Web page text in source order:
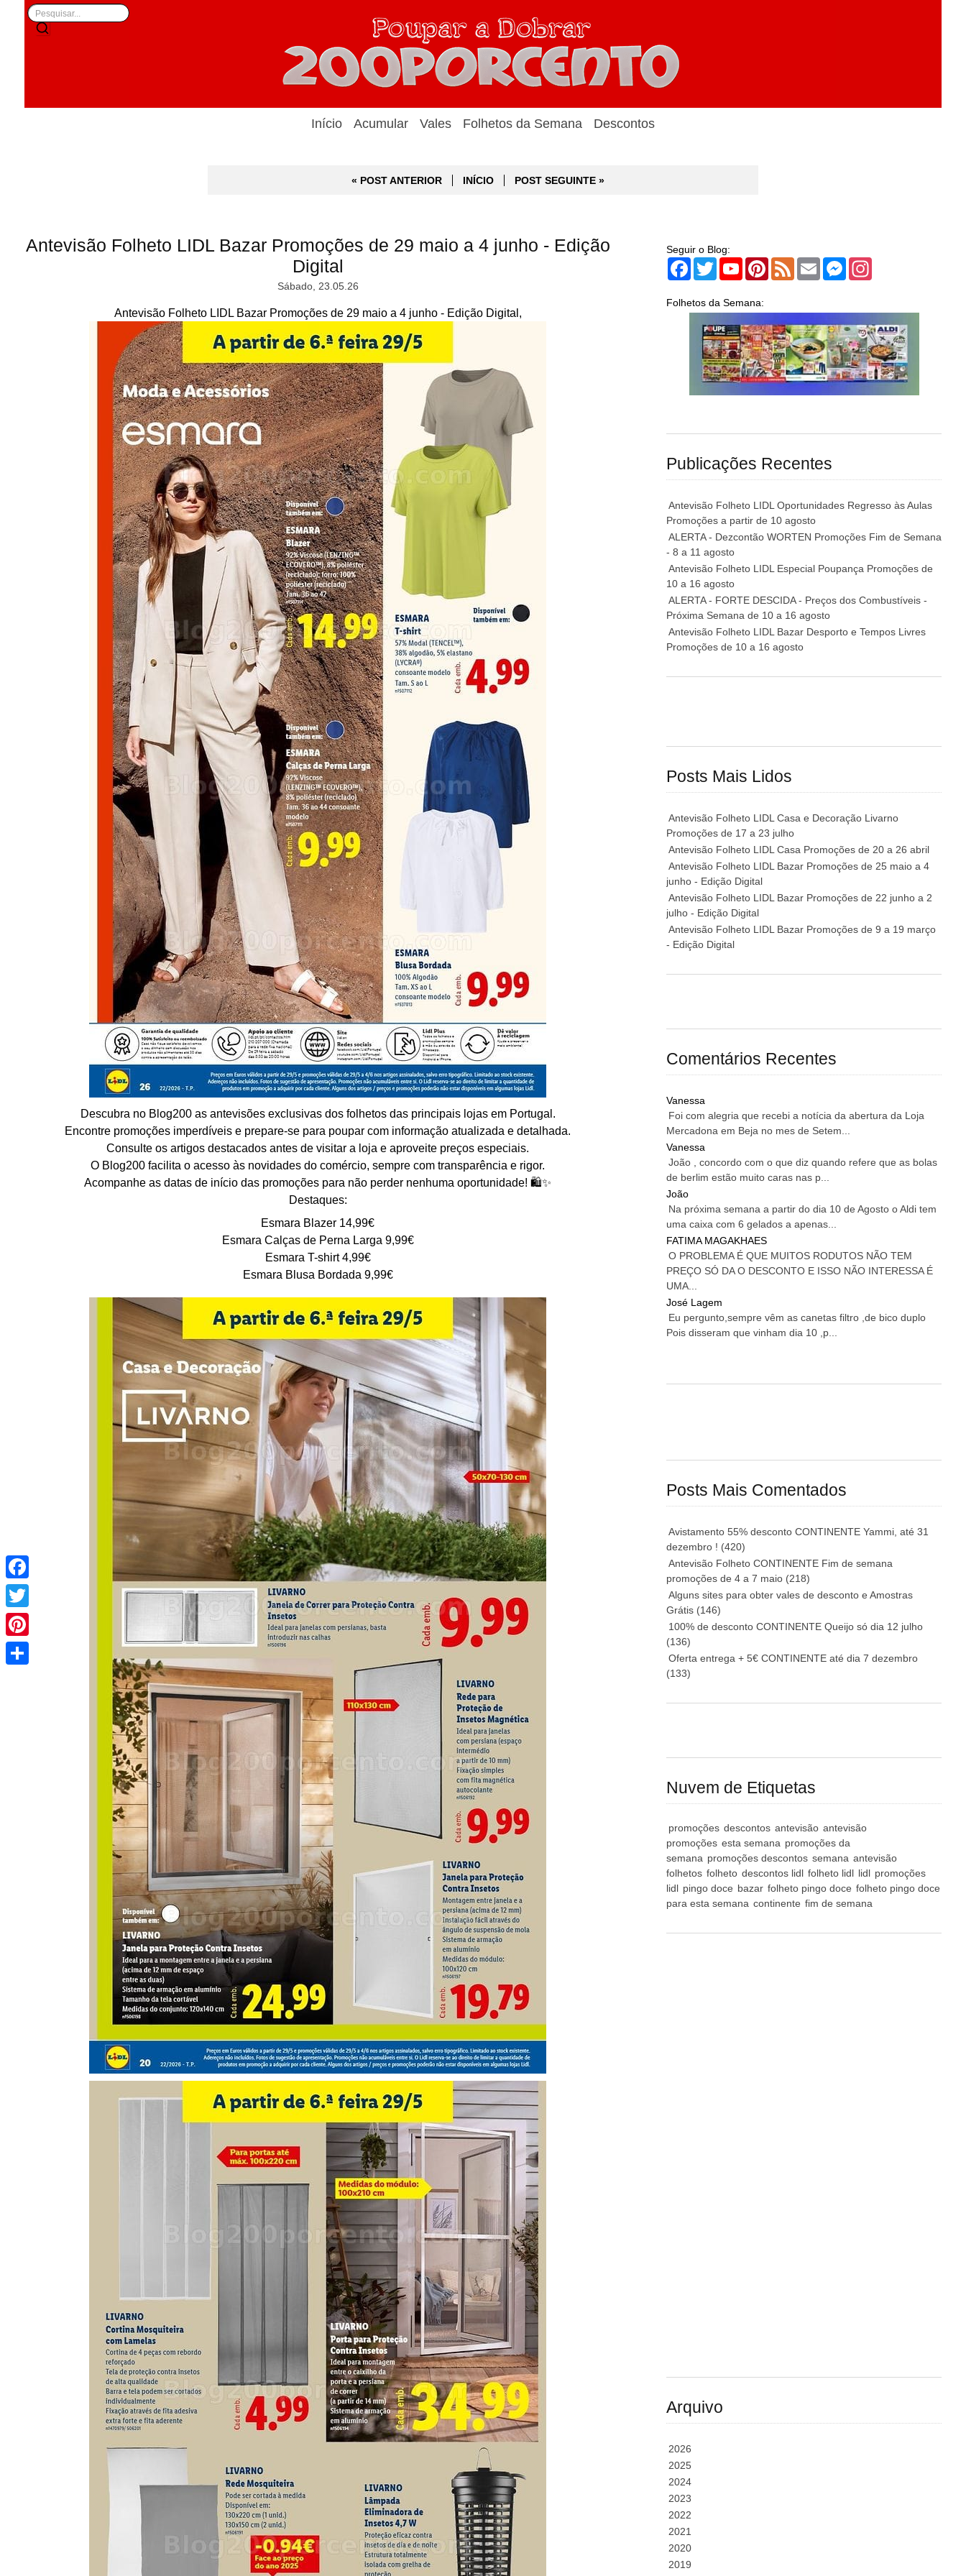
Início Acumular Vales Folhetos da Semana Descontos
« POST ANTERIOR INÍCIO POST SEGUINTE »
Antevisão Folheto LIDL Bazar Promoções de 29 maio a 4 junho - Edição
Digital
Sábado, 23.05.26
Antevisão Folheto LIDL Bazar Promoções de 29 maio a 4 junho - Edição Digital,
Descubra no Blog200 as antevisões exclusivas dos folhetos das principais lojas em Portugal.
Encontre promoções imperdíveis e prepare-se para poupar com informação atualizada e detalhada.
Consulte os artigos destacados antes de visitar a loja e aproveite preços especiais.
O Blog200 facilita o acesso às novidades do comércio, sempre com transparência e rigor.
Acompanhe as datas de início das promoções para não perder nenhuma oportunidade! 🛍️✨
Destaques:
Esmara Blazer 14,99€
Esmara Calças de Perna Larga 9,99€
Esmara T-shirt 4,99€
Esmara Blusa Bordada 9,99€
Seguir o Blog:
Facebook
TwitterYouTubePinterest
Feed Email Messenger
Folhetos da Semana:
Publicações Recentes
Antevisão Folheto LIDL Oportunidades Regresso às Aulas
Promoções a partir de 10 agosto
ALERTA - Dezcontão WORTEN Promoções Fim de Semana
- 8 a 11 agosto
Antevisão Folheto LIDL Especial Poupança Promoções de
10 a 16 agosto
ALERTA - FORTE DESCIDA - Preços dos Combustíveis -
Próxima Semana de 10 a 16 agosto
Antevisão Folheto LIDL Bazar Desporto e Tempos Livres
Promoções de 10 a 16 agosto
Posts Mais Lidos
Antevisão Folheto LIDL Casa e Decoração Livarno
Promoções de 17 a 23 julho
Antevisão Folheto LIDL Casa Promoções de 20 a 26 abril
Antevisão Folheto LIDL Bazar Promoções de 25 maio a 4
junho - Edição Digital
Antevisão Folheto LIDL Bazar Promoções de 22 junho a 2
julho - Edição Digital
Antevisão Folheto LIDL Bazar Promoções de 9 a 19 março
- Edição Digital
Comentários Recentes
Vanessa
Foi com alegria que recebi a notícia da abertura da Loja
Mercadona em Beja no mes de Setem...
Vanessa
João , concordo com o que diz quando refere que as bolas
de berlim estão muito caras nas p...
João
Na próxima semana a partir do dia 10 de Agosto o Aldi tem
uma caixa com 6 gelados a apenas...
FATIMA MAGAKHAES
O PROBLEMA É QUE MUITOS RODUTOS NÃO TEM
PREÇO SÓ DA O DESCONTO E ISSO NÃO INTERESSA É
UMA...
José Lagem
Eu pergunto,sempre vêm as canetas filtro ,de bico duplo
Pois disseram que vinham dia 10 ,p...
Posts Mais Comentados
Avistamento 55% desconto CONTINENTE Yammi, até 31
dezembro ! (420)
Antevisão Folheto CONTINENTE Fim de semana
promoções de 4 a 7 maio (218)
Alguns sites para obter vales de desconto e Amostras
Grátis (146)
100% de desconto CONTINENTE Queijo só dia 12 julho
(136)
Oferta entrega + 5€ CONTINENTE até dia 7 dezembro
(133)
Nuvem de Etiquetas
promoções descontos antevisão antevisão
promoções esta semana promoções da
semana promoções descontos semana antevisão
folhetos folheto descontos lidl folheto lidl lidl promoções
lidl pingo doce bazar folheto pingo doce folheto pingo doce
para esta semana continente fim de semana
Arquivo
2026
2025
2024
2023
2022
2021
2020
2019